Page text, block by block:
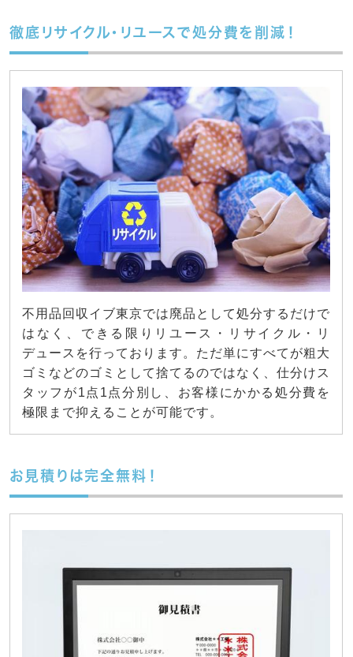
徹底リサイクル・リユースで処分費を削減！
不用品回収イブ東京では廃品として処分するだけで
はなく、できる限りリユース・リサイクル・リ
デュースを行っております。ただ単にすべてが粗大
ゴミなどのゴミとして捨てるのではなく、仕分けス
タッフが1点1点分別し、お客様にかかる処分費を
極限まで抑えることが可能です。
お見積りは完全無料！